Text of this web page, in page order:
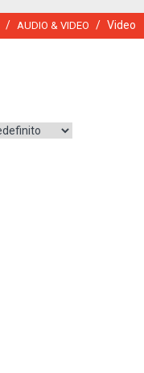
/ AUDIO & VIDEO / Video